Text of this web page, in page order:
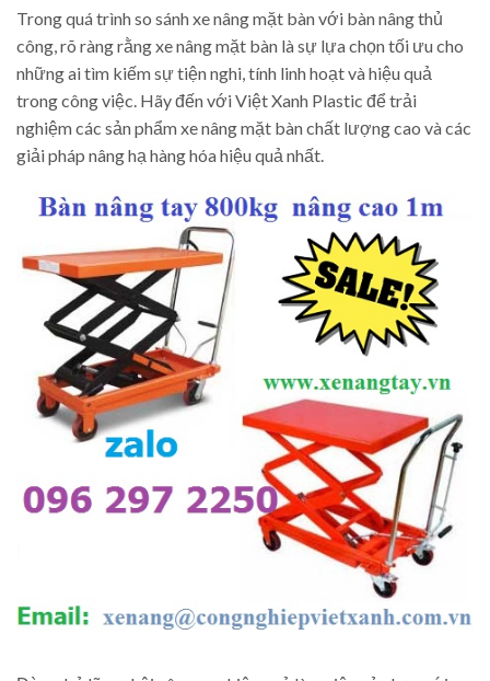
Trong quá trình so sánh xe nâng mặt bàn với bàn nâng thủ
công, rõ ràng rằng xe nâng mặt bàn là sự lựa chọn tối ưu cho
những ai tìm kiếm sự tiện nghi, tính linh hoạt và hiệu quả
trong công việc. Hãy đến với Việt Xanh Plastic để trải
nghiệm các sản phẩm xe nâng mặt bàn chất lượng cao và các
giải pháp nâng hạ hàng hóa hiệu quả nhất.